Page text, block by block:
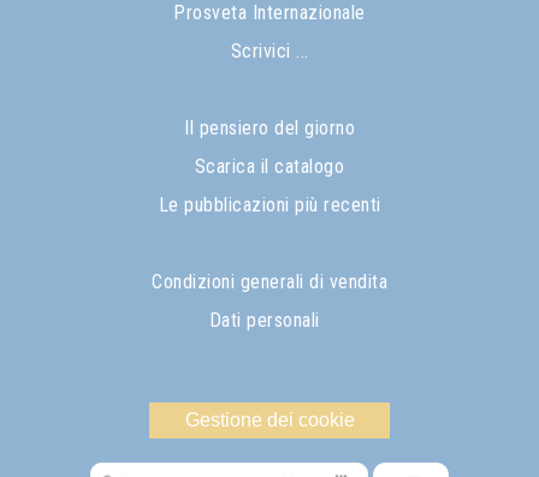
Prosveta Internazionale
Scrivici ...
Il pensiero del giorno
Scarica il catalogo
Le pubblicazioni più recenti
Condizioni generali di vendita
Dati personali
Gestione dei cookie